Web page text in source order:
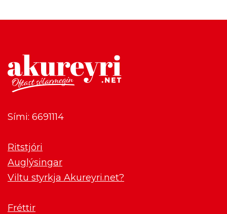
Sími: 6691114
Ritstjóri
Auglýsingar
Viltu styrkja Akureyri.net?
Fréttir